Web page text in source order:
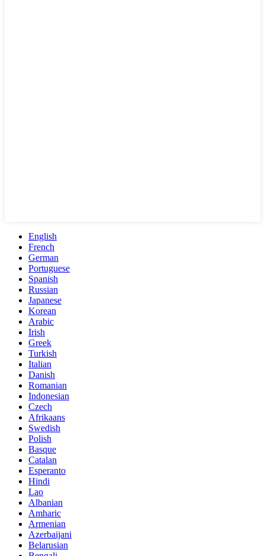
English
French
German
Portuguese
Spanish
Russian
Japanese
Korean
Arabic
Irish
Greek
Turkish
Italian
Danish
Romanian
Indonesian
Czech
Afrikaans
Swedish
Polish
Basque
Catalan
Esperanto
Hindi
Lao
Albanian
Amharic
Armenian
Azerbaijani
Belarusian